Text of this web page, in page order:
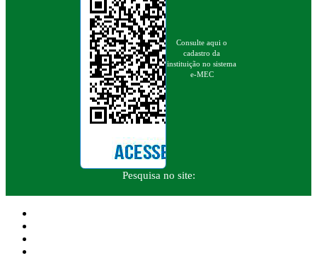
Consulte aqui o
cadastro da
instituição no sistema
e-MEC
Pesquisa no site: